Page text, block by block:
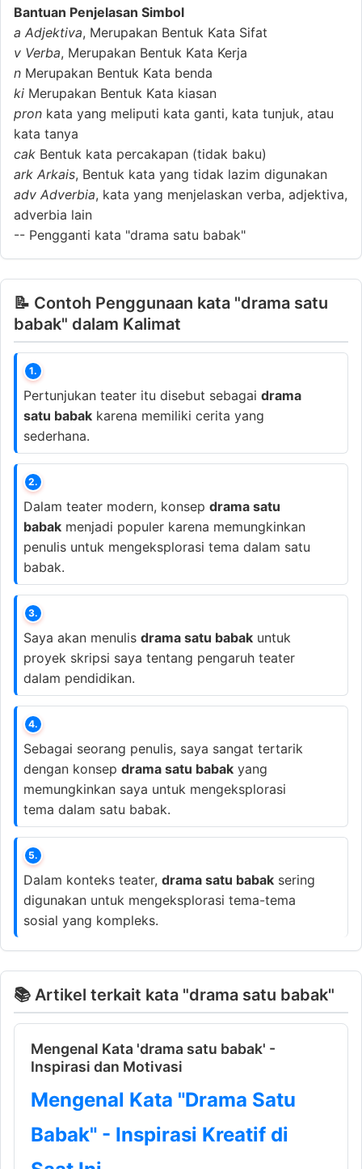
Bantuan Penjelasan Simbol
a Adjektiva, Merupakan Bentuk Kata Sifat
v Verba, Merupakan Bentuk Kata Kerja
n Merupakan Bentuk Kata benda
ki Merupakan Bentuk Kata kiasan
pron kata yang meliputi kata ganti, kata tunjuk, atau
kata tanya
cak Bentuk kata percakapan (tidak baku)
ark Arkais, Bentuk kata yang tidak lazim digunakan
adv Adverbia, kata yang menjelaskan verba, adjektiva,
adverbia lain
-- Pengganti kata "drama satu babak"
📝 Contoh Penggunaan kata "drama satu
babak" dalam Kalimat
1.
Pertunjukan teater itu disebut sebagai drama
satu babak karena memiliki cerita yang
sederhana.
2.
Dalam teater modern, konsep drama satu
babak menjadi populer karena memungkinkan
penulis untuk mengeksplorasi tema dalam satu
babak.
3.
Saya akan menulis drama satu babak untuk
proyek skripsi saya tentang pengaruh teater
dalam pendidikan.
4.
Sebagai seorang penulis, saya sangat tertarik
dengan konsep drama satu babak yang
memungkinkan saya untuk mengeksplorasi
tema dalam satu babak.
5.
Dalam konteks teater, drama satu babak sering
digunakan untuk mengeksplorasi tema-tema
sosial yang kompleks.
📚 Artikel terkait kata "drama satu babak"
Mengenal Kata 'drama satu babak' -
Inspirasi dan Motivasi
Mengenal Kata "Drama Satu
Babak" - Inspirasi Kreatif di